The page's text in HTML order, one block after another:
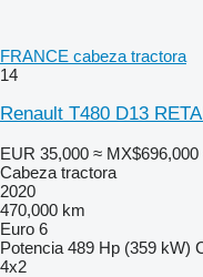
FRANCE cabeza tractora
14
Renault T480 D13
EUR 35,000 ≈ MX$696,000
Cabeza tractora
2020
470,000 km
Euro 6
Potencia 489 Hp (359 kW)
4x2